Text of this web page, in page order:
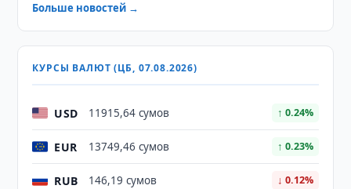
Больше новостей →
КУРСЫ ВАЛЮТ (ЦБ, 07.08.2026)
USD 11915,64 сумов ↑ 0.24%
EUR 13749,46 сумов ↑ 0.23%
RUB 146,19 сумов ↓ 0.12%